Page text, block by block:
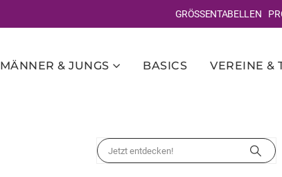
GRÖSSENTABELLEN
MÄNNER & JUNGS BASICS VEREINE &